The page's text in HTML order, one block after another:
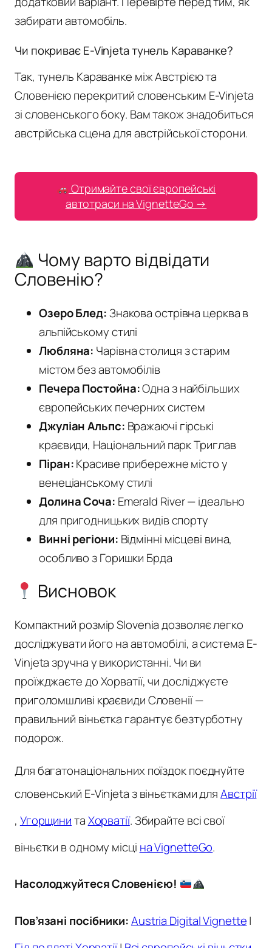
забирати автомобіль.
Чи покриває E-Vinjeta тунель Караванке?
Так, тунель Караванке між Австрією та
Словенією перекритий словенським E-Vinjeta
зі словенського боку. Вам також знадобиться
австрійська сцена для австрійської сторони.
Отримайте свої європейські
автотраси на VignetteGo →
Чому варто відвідати
Словенію?
Озеро Блед:Знакова острівна церква в
альпійському стилі
Любляна: Чарівна столиця з старим
містом без автомобілів
Печера Постойна:Одна з найбільших
європейських печерних систем
Джуліан Альпс: Вражаючі гірські
краєвиди, Національний парк Триглав
Піран:Красиве прибережне місто у
венеціанському стилі
Долина Соча: Emerald River — ідеально
для пригодницьких видів спорту
Винні регіони: Відмінні місцеві вина,
особливо з Горишки Брда
Висновок
Компактний розмір Slovenia дозволяє легко
досліджувати його на автомобілі, а система E-
Vinjeta зручна у використанні. Чи ви
проїжджаєте до Хорватії, чи досліджуєте
приголомшливі краєвиди Словенії —
правильний віньєтка гарантує безтурботну
подорож.
Для багатонаціональних поїздок поєднуйте
словенський E-Vinjeta з віньєтками дляАвстрії
, УгорщинитаХорватії. Збирайте всі свої
віньєтки в одному місці на VignetteGo.
Насолоджуйтеся Словенією!
Пов’язані посібники:Austria Digital Vignette|